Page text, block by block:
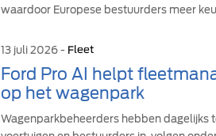
waardoor Europese bestuurders meer
13 juli 2026 - Fleet
Ford Pro AI helpt
op het wagenpark
Wagenparkbeheerders hebben dagelijks